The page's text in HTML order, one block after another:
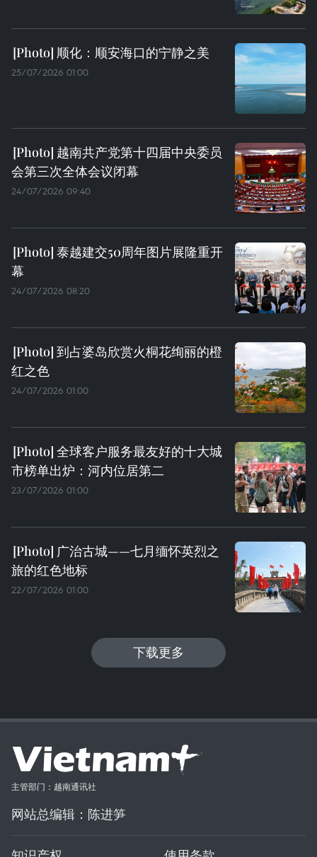
顺化：顺安海口的宁静之美
25/07/2026 01:00
越南共产党第十四届中央委员
会第三次全体会议闭幕
24/07/2026 09:40
泰越建交50周年图片展隆重开
幕
24/07/2026 08:20
到占婆岛欣赏火桐花绚丽的橙
红之色
24/07/2026 01:00
全球客户服务最友好的十大城
市榜单出炉：河内位居第二
23/07/2026 01:00
广治古城——七月缅怀英烈之
旅的红色地标
22/07/2026 01:00
下载更多
主管部门：越南通讯社
网站总编辑：陈进笋